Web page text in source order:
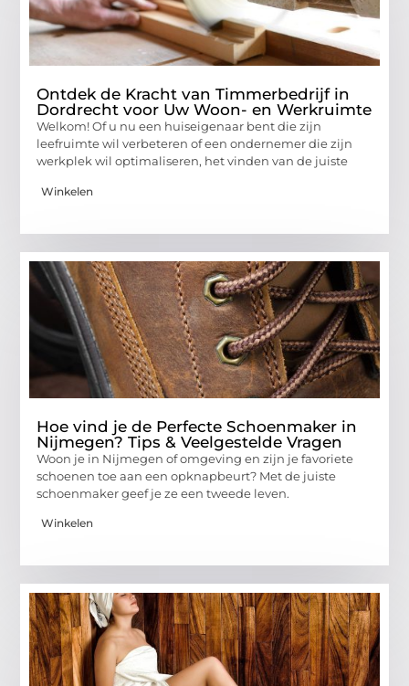
Ontdek de Kracht van Timmerbedrijf in
Dordrecht voor Uw Woon- en Werkruimte
Welkom! Of u nu een huiseigenaar bent die zijn
leefruimte wil verbeteren of een ondernemer die zijn
werkplek wil optimaliseren, het vinden van de juiste
Winkelen
Hoe vind je de Perfecte Schoenmaker in
Nijmegen? Tips & Veelgestelde Vragen
Woon je in Nijmegen of omgeving en zijn je favoriete
schoenen toe aan een opknapbeurt? Met de juiste
schoenmaker geef je ze een tweede leven.
Winkelen